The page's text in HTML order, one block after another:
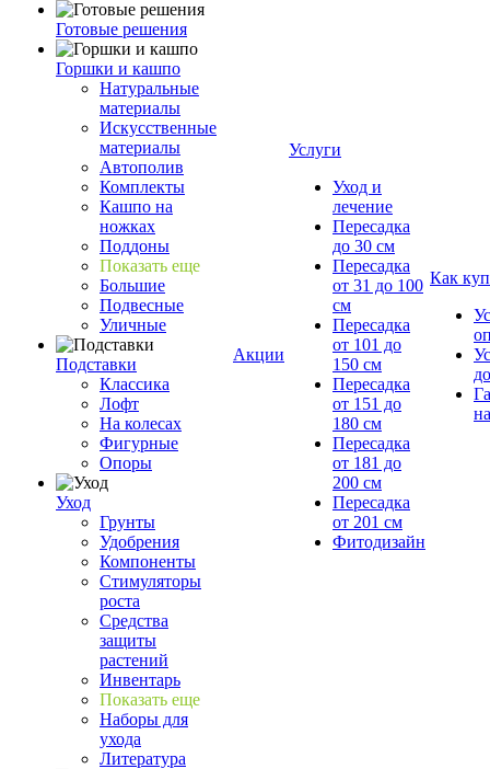
Готовые решения
Горшки и кашпо
Натуральные
материалы
Искусственные
материалы
Автополив
Комплекты
Кашпо на
ножках
Поддоны
Показать еще
Большие
Подвесные
Уличные
Подставки
Классика
Лофт
На колесах
Фигурные
Опоры
Уход
Грунты
Удобрения
Компоненты
Стимуляторы
роста
Средства
защиты
растений
Инвентарь
Показать еще
Наборы для
ухода
Литература
Акции
Услуги
Уход и
лечение
Пересадка
до 30 см
Пересадка
от 31 до 100
см
Пересадка
от 101 до
150 см
Пересадка
от 151 до
180 см
Пересадка
от 181 до
200 см
Пересадка
от 201 см
Фитодизайн
Как